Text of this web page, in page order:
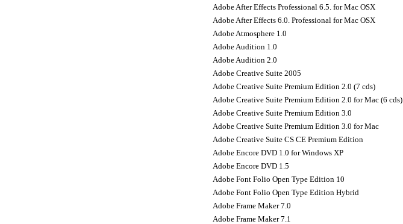
Adobe After Effects Professional 6.5. for Mac OSX
Adobe After Effects 6.0. Professional for Mac OSX
Adobe Atmosphere 1.0
Adobe Audition 1.0
Adobe Audition 2.0
Adobe Creative Suite 2005
Adobe Creative Suite Premium Edition 2.0 (7 cds)
Adobe Creative Suite Premium Edition 2.0 for Mac (6 cds)
Adobe Creative Suite Premium Edition 3.0
Adobe Creative Suite Premium Edition 3.0 for Mac
Adobe Creative Suite CS CE Premium Edition
Adobe Encore DVD 1.0 for Windows XP
Adobe Encore DVD 1.5
Adobe Font Folio Open Type Edition 10
Adobe Font Folio Open Type Edition Hybrid
Adobe Frame Maker 7.0
Adobe Frame Maker 7.1